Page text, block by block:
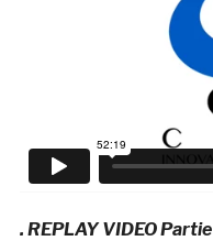
. REPLAY VIDEO